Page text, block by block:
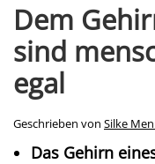
Dem
sind
egal
Geschrieben von Silke
Das Gehirn